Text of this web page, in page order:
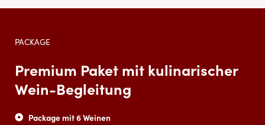
PACKAGE
Premium Paket mit kulinarischer
Wein-Begleitung
Package mit 6 Weinen